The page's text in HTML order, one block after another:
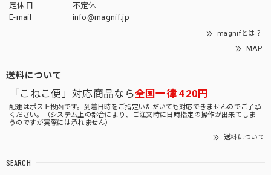
定休日
不定休
E-mail
info@magnif.jp
magnifとは？
MAP
送料について
「こねこ便」対応商品なら全国一律 420円
配達はポスト投函です。到着日時をご指定いただいても対応できませんのでご了承
ください。（システム上の都合により、ご注文時に日時指定の操作が出来てしま
うのですが実際には承れません）
送料について
SEARCH